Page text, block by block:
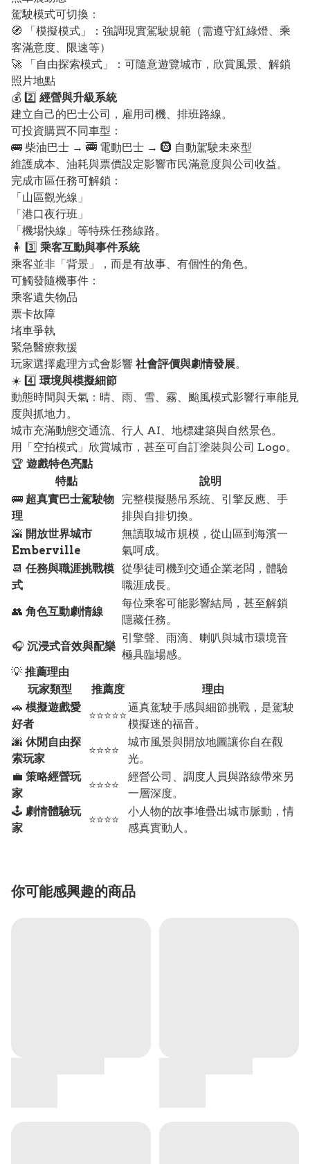
駕駛模式可切換：
🧭 「模擬模式」：強調現實駕駛規範（需遵守紅綠燈、乘
客滿意度、限速等）
🚀 「自由探索模式」：可隨意遊覽城市，欣賞風景、解鎖
照片地點
💰 2️⃣ 經營與升級系統
建立自己的巴士公司，雇用司機、排班路線。
可投資購買不同車型：
🚌 柴油巴士 → 🚎 電動巴士 → 🛞 自動駕駛未來型
維護成本、油耗與票價設定影響市民滿意度與公司收益。
完成市區任務可解鎖：
「山區觀光線」
「港口夜行班」
「機場快線」等特殊任務線路。
🧍 3️⃣ 乘客互動與事件系統
乘客並非「背景」，而是有故事、有個性的角色。
可觸發隨機事件：
乘客遺失物品
票卡故障
堵車爭執
緊急醫療救援
玩家選擇處理方式會影響 社會評價與劇情發展。
☀️ 4️⃣ 環境與模擬細節
動態時間與天氣：晴、雨、雪、霧、颱風模式影響行車能見
度與抓地力。
城市充滿動態交通流、行人 AI、地標建築與自然景色。
用「空拍模式」欣賞城市，甚至可自訂塗裝與公司 Logo。
🏆 遊戲特色亮點
特點
說明
🚌 超真實巴士駕駛物
理
完整模擬懸吊系統、引擎反應、手
排與自排切換。
🌇 開放世界城市
Emberville
無讀取城市規模，從山區到海濱一
氣呵成。
📆 任務與職涯挑戰模
式
從學徒司機到交通企業老闆，體驗
職涯成長。
👥 角色互動劇情線
每位乘客可能影響結局，甚至解鎖
隱藏任務。
🎧 沉浸式音效與配樂
引擎聲、雨滴、喇叭與城市環境音
極具臨場感。
💡 推薦理由
玩家類型
推薦度
理由
🚗 模擬遊戲愛
好者
⭐⭐⭐⭐⭐
逼真駕駛手感與細節挑戰，是駕駛
模擬迷的福音。
🌆 休閒自由探
索玩家
⭐⭐⭐⭐
城市風景與開放地圖讓你自在觀
光。
💼 策略經營玩
家
⭐⭐⭐⭐
經營公司、調度人員與路線帶來另
一層深度。
🕹️ 劇情體驗玩
家
⭐⭐⭐⭐
小人物的故事堆疊出城市脈動，情
感真實動人。
你可能感興趣的商品